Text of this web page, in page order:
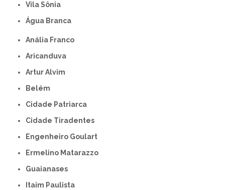
Vila Sônia
Água Branca
Anália Franco
Aricanduva
Artur Alvim
Belém
Cidade Patriarca
Cidade Tiradentes
Engenheiro Goulart
Ermelino Matarazzo
Guaianases
Itaim Paulista